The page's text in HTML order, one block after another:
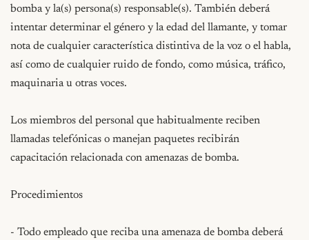
bomba y la(s) persona(s) responsable(s). También deberá
intentar determinar el género y la edad del llamante, y tomar
nota de cualquier característica distintiva de la voz o el habla,
así como de cualquier ruido de fondo, como música, tráfico,
maquinaria u otras voces.
Los miembros del personal que habitualmente reciben
llamadas telefónicas o manejan paquetes recibirán
capacitación relacionada con amenazas de bomba.
Procedimientos
- Todo empleado que reciba una amenaza de bomba deberá